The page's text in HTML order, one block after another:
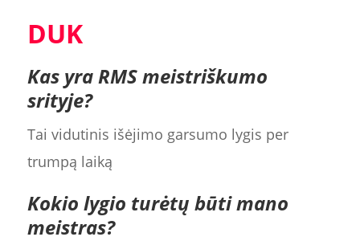
DUK
Kas yra RMS meistriškumo
srityje?
Tai vidutinis išėjimo garsumo lygis per
trumpą laiką
Kokio lygio turėtų būti mano
meistras?